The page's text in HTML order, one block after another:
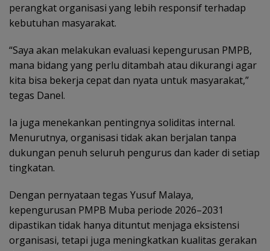
perangkat organisasi yang lebih responsif terhadap
kebutuhan masyarakat.
“Saya akan melakukan evaluasi kepengurusan PMPB,
mana bidang yang perlu ditambah atau dikurangi agar
kita bisa bekerja cepat dan nyata untuk masyarakat,”
tegas Danel.
Ia juga menekankan pentingnya soliditas internal.
Menurutnya, organisasi tidak akan berjalan tanpa
dukungan penuh seluruh pengurus dan kader di setiap
tingkatan.
Dengan pernyataan tegas Yusuf Malaya,
kepengurusan PMPB Muba periode 2026–2031
dipastikan tidak hanya dituntut menjaga eksistensi
organisasi, tetapi juga meningkatkan kualitas gerakan